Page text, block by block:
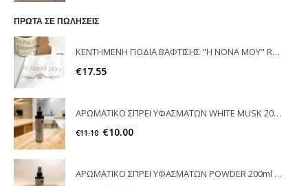
ΠΡΩΤΑ ΣΕ ΠΩΛΗΣΕΙΣ
ΚΕΝΤΗΜΕΝΗ ΠΟΔΙΑ ΒΑΦΤΙΣΗΣ "Η ΝΟΝΑ ΜΟΥ" RAISON D'ETRE
€17.55
ΑΡΩΜΑΤΙΚΟ ΣΠΡΕΙ ΥΦΑΣΜΑΤΩΝ WHITE MUSK 200ml ELEGANT
€11.10 €10.00
ΑΡΩΜΑΤΙΚΟ ΣΠΡΕΙ ΥΦΑΣΜΑΤΩΝ POWDER 200ml ELEGANT